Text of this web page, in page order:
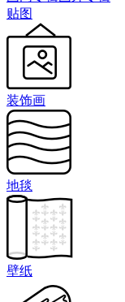
贴图
装饰画
地毯
壁纸